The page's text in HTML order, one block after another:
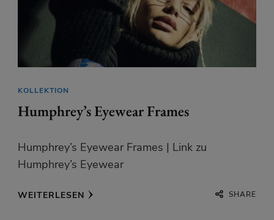
KOLLEKTION
Humphrey’s Eyewear Frames
Humphrey’s Eyewear Frames | Link zu
Humphrey’s Eyewear
WEITERLESEN SHARE